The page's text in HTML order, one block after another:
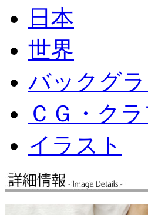
日本
世界
バックグ
ＣＧ・クラ
イラスト